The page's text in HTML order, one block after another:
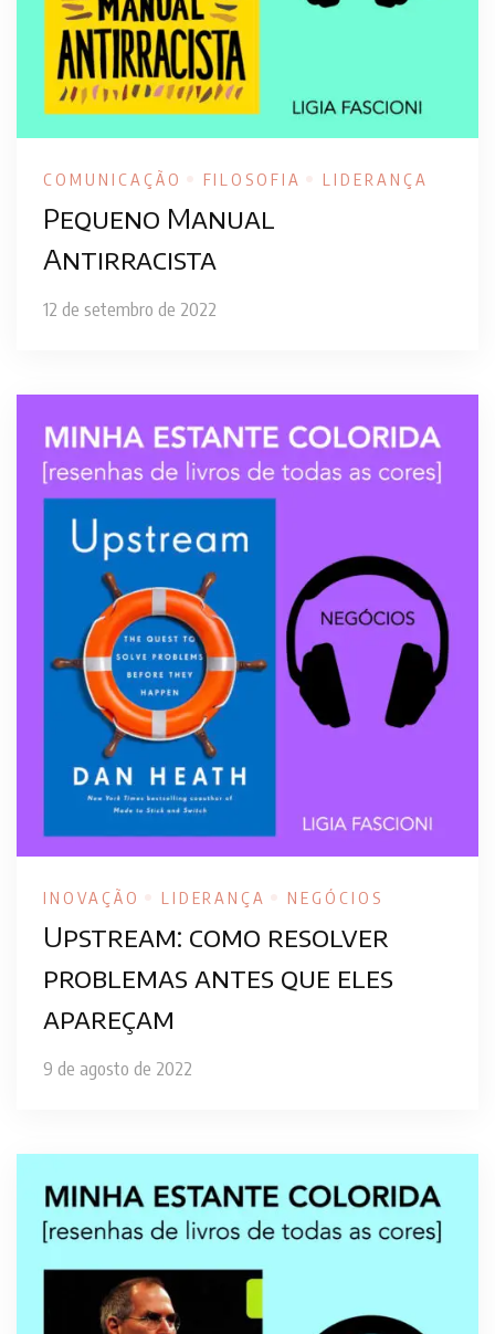
COMUNICAÇÃO FILOSOFIA LIDERANÇA
Pequeno Manual
Antirracista
12 de setembro de 2022
INOVAÇÃO LIDERANÇA NEGÓCIOS
Upstream: como resolver
problemas antes que eles
apareçam
9 de agosto de 2022